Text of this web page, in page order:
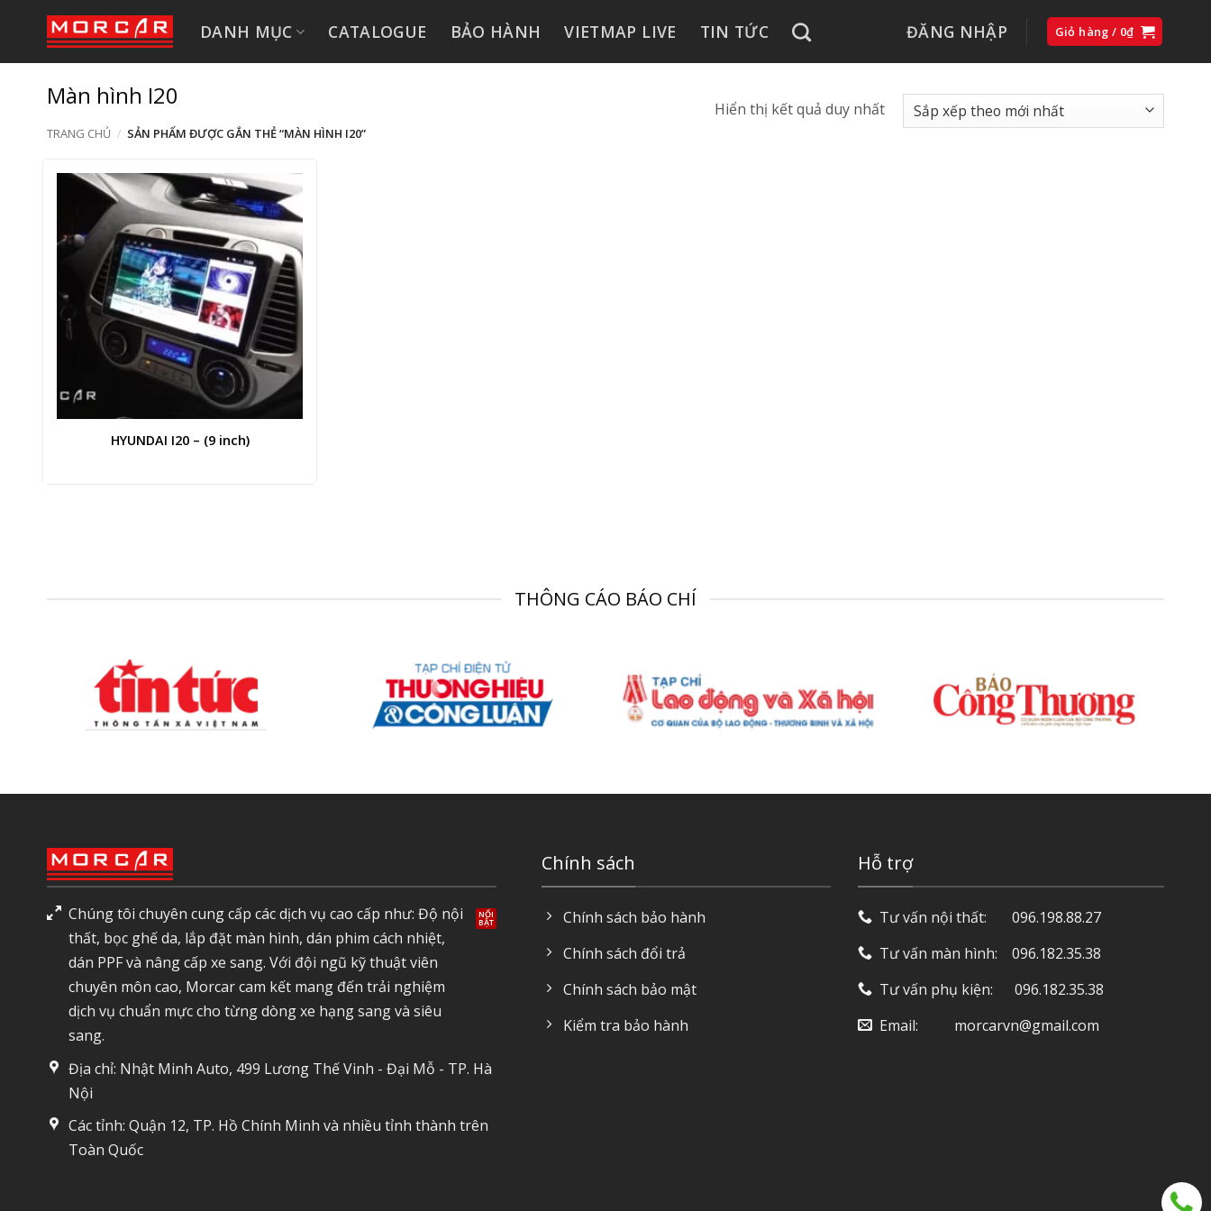
nội
DANH MỤC CATALOGUE BẢO HÀNH VIETMAP LIVE TIN TỨC ĐĂNG NHẬP Giỏ hàng / 0₫
Màn hình I20
TRANG CHỦ / SẢN PHẨM ĐƯỢC GẮN THẺ “MÀN HÌNH I20”
Hiển thị kết quả duy nhất
+
HYUNDAI I20 – (9 inch)
THÔNG CÁO BÁO CHÍ
Chúng tôi chuyên cung cấp các dịch vụ cao cấp như: Độ nội
thất, bọc ghế da, lắp đặt màn hình, dán phim cách nhiệt,
dán PPF và nâng cấp xe sang. Với đội ngũ kỹ thuật viên
chuyên môn cao, Morcar cam kết mang đến trải nghiệm
dịch vụ chuẩn mực cho từng dòng xe hạng sang và siêu
sang.
Địa chỉ: Nhật Minh Auto, 499 Lương Thế Vinh - Đại Mỗ - TP. Hà
Nội
Các tỉnh: Quận 12, TP. Hồ Chính Minh và nhiều tỉnh thành trên
Toàn Quốc
Chính sách
Chính sách bảo hành
Chính sách đổi trả
Chính sách bảo mật
Kiểm tra bảo hành
Hỗ trợ
Tư vấn nội thất: ‎ ‎ ‎ ‎ ‎ ‎ 096.198.88.27
Tư vấn màn hình: ‎ ‎ ‎ 096.182.35.38
Tư vấn phụ kiện: ‎ ‎ ‎ ‎‎ ‎ 096.182.35.38
Email: ‎ ‎ ‎ ‎ ‎ ‎ ‎ ‎ ‎ morcarvn@gmail.com